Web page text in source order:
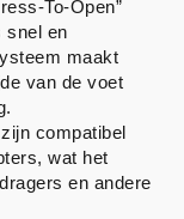
To-Open”
snel en
maakt
van de voet
compatibel
wat het
en andere